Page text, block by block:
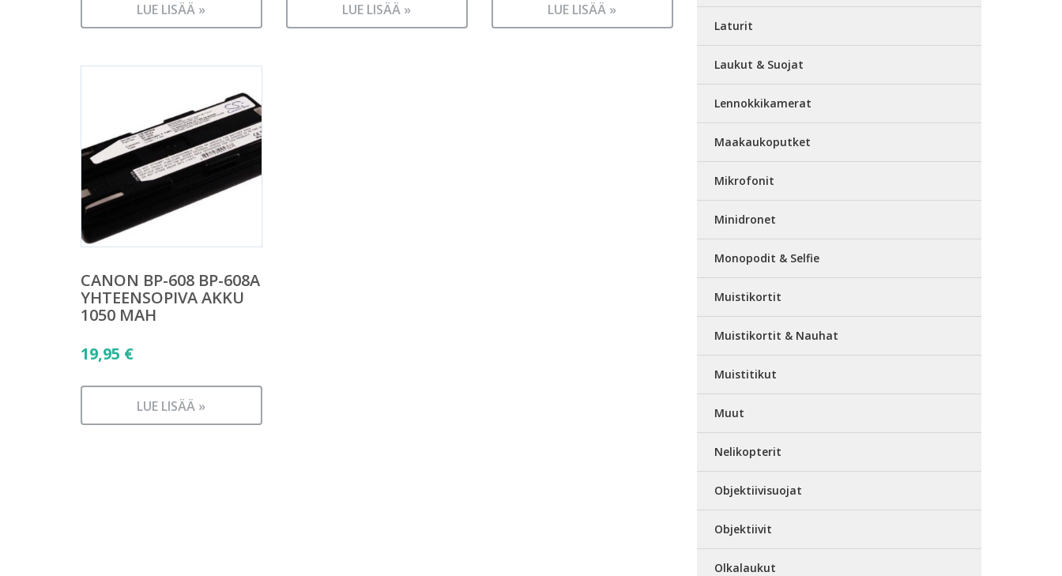
LUE LISÄÄ » LUE LISÄÄ » LUE LISÄÄ »
CANON BP-608 BP-608A
YHTEENSOPIVA AKKU
1050 MAH
19,95 €
LUE LISÄÄ »
Laturit
Laukut & Suojat
Lennokkikamerat
Maakaukoputket
Mikrofonit
Minidronet
Monopodit & Selfie
Muistikortit
Muistikortit & Nauhat
Muistitikut
Muut
Nelikopterit
Objektiivisuojat
Objektiivit
Olkalaukut